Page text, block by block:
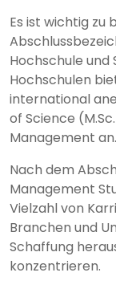
Es ist wichtig zu
Hochschule und
Hochschulen
international
of Science
Management an.
Nach dem
Management
Vielzahl von
Branchen und
Schaffung
konzentrieren.